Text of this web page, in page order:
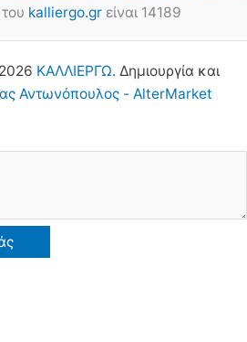
kalliergo.grείναι 14189
ΚΑΛΛΙΕΡΓΩ. Δημιουργία και
Αντωνόπουλος - AlterMarket